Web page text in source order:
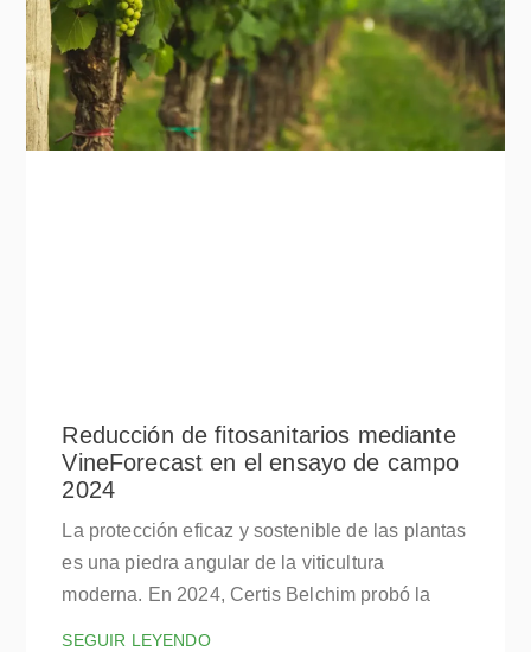
Reducción de fitosanitarios mediante
VineForecast en el ensayo de campo
2024
La protección eficaz y sostenible de las plantas
es una piedra angular de la viticultura
moderna. En 2024, Certis Belchim probó la
SEGUIR LEYENDO